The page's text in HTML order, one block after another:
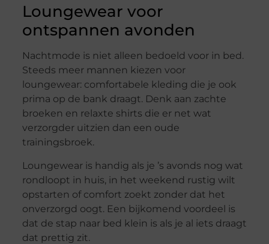
Loungewear voor
ontspannen avonden
Nachtmode is niet alleen bedoeld voor in bed.
Steeds meer mannen kiezen voor
loungewear: comfortabele kleding die je ook
prima op de bank draagt. Denk aan zachte
broeken en relaxte shirts die er net wat
verzorgder uitzien dan een oude
trainingsbroek.
Loungewear is handig als je ’s avonds nog wat
rondloopt in huis, in het weekend rustig wilt
opstarten of comfort zoekt zonder dat het
onverzorgd oogt. Een bijkomend voordeel is
dat de stap naar bed klein is als je al iets draagt
dat prettig zit.